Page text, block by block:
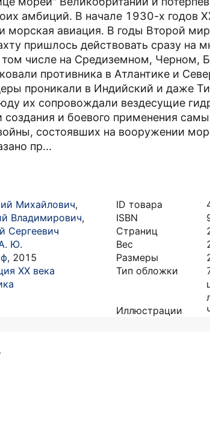
амбиций. В начале 1930-х годов
морская авиация. В годы Второй
пришлось действовать сразу на
том числе на Средиземном, Черном,
противника в Атлантике и
проникали в Индийский и даже
их сопровождали вездесущие
создания и боевого применения
состоявших на вооружении
пр...
Михайлович,
Владимирович,
Сергеевич
Ю.
, 2015
XX века
ID товара
ISBN
Страниц
Вес
Размеры
Тип обложки
Иллюстрации